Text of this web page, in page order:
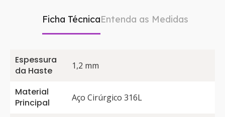
Ficha TécnicaEntenda as Medidas
Espessura
da Haste
1,2 mm
Material
Principal
Aço Cirúrgico 316L